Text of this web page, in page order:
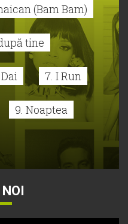
(Bam Bam)
tine
7. I Run
9. Noaptea